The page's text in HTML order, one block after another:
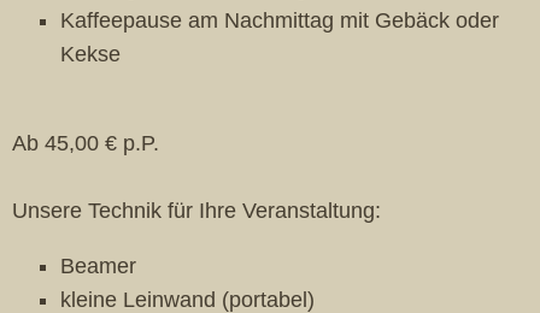
Kaffeepause am Nachmittag mit Gebäck oder
Kekse
Ab 45,00 € p.P.
Unsere Technik für Ihre Veranstaltung:
Beamer
kleine Leinwand (portabel)